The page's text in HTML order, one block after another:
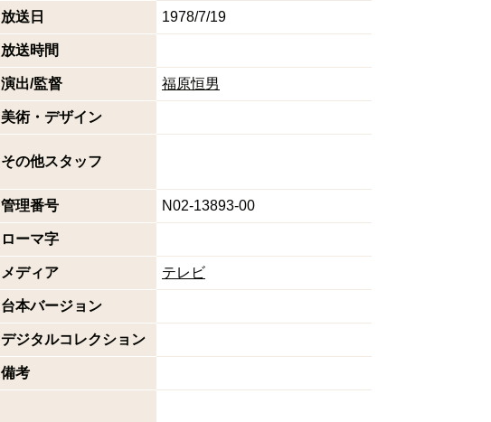
放送日 1978/7/19
放送時間
演出/監督 福原恒男
美術・デザイン
その他スタッフ
管理番号 N02-13893-00
ローマ字
メディア テレビ
台本バージョン
デジタルコレクション
備考